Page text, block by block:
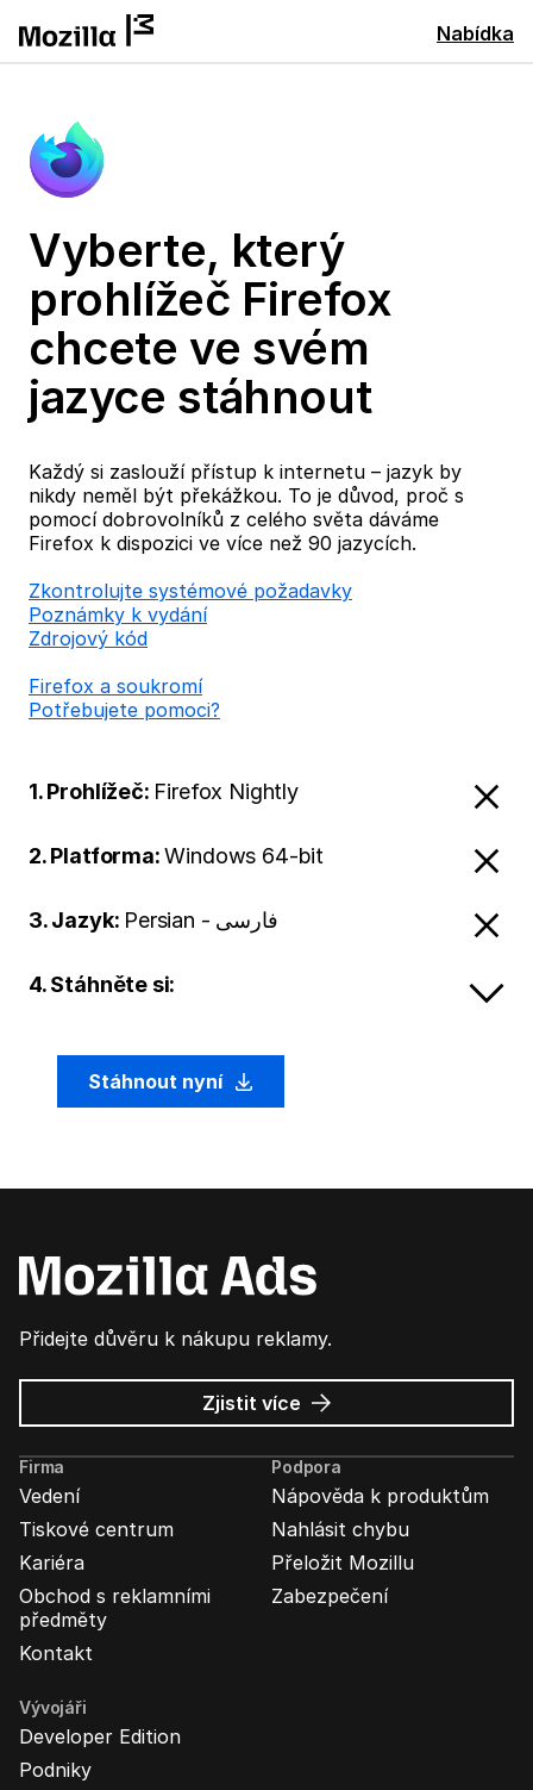
Nabídka
Vyberte, který
prohlížeč Firefox
chcete ve svém
jazyce stáhnout
Každý si zaslouží přístup k internetu – jazyk by
nikdy neměl být překážkou. To je důvod, proč s
pomocí dobrovolníků z celého světa dáváme
Firefox k dispozici ve více než 90 jazycích.
Zkontrolujte systémové požadavky
Poznámky k vydání
Zdrojový kód
Firefox a soukromí
Potřebujete pomoci?
1. Prohlížeč: Firefox Nightly
2. Platforma:Windows 64-bit
3. Jazyk: Persian - فارسی
4. Stáhněte si:
Stáhnout nyní
Přidejte důvěru k nákupu reklamy.
Zjistit více o
Mozilla
Ads
Firma
Vedení
Tiskové centrum
Kariéra
Obchod s reklamními
předměty
Kontakt
Podpora
Nápověda k produktům
Nahlásit chybu
Přeložit Mozillu
Zabezpečení
Vývojáři
Developer Edition
Podniky